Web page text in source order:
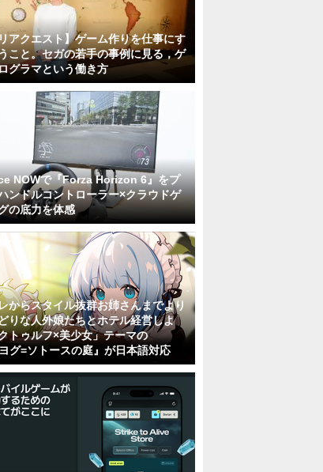
アクエスト】ゲーム作りを仕事にす
こと。セガの若手の事例に見る，ゲ
グラマという働き方
NOWで『Forza Horizon 6』をプ
ンドルコントローラー×クラウドゲ
の底力を体感
からスタイル抜群お姉さんまでより
りな人外娘たちとホテル経営しよ
トゥルフ×美少女」テーマの
グ=ソトースの庭』が日本語対応